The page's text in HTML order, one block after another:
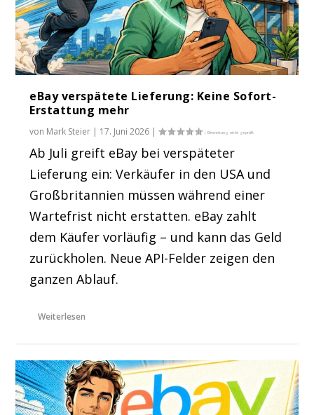
eBay verspätete Lieferung: Keine Sofort-
Erstattung mehr
von Mark Steier | 17. Juni 2026 |
Ab Juli greift eBay bei verspäteter
Lieferung ein: Verkäufer in den USA und
Großbritannien müssen während einer
Wartefrist nicht erstatten. eBay zahlt
dem Käufer vorläufig – und kann das Geld
zurückholen. Neue API-Felder zeigen den
ganzen Ablauf.
Weiterlesen